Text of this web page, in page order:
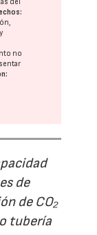
no
de
de CO₂
tubería